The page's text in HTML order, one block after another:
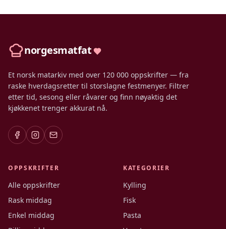
norgesmatfat
Et norsk matarkiv med over 120 000 oppskrifter — fra
raske hverdagsretter til storslagne festmenyer. Filtrer
etter tid, sesong eller råvarer og finn nøyaktig det
kjøkkenet trenger akkurat nå.
OPPSKRIFTER
Alle oppskrifter
Rask middag
Enkel middag
KATEGORIER
Kylling
Fisk
Pasta